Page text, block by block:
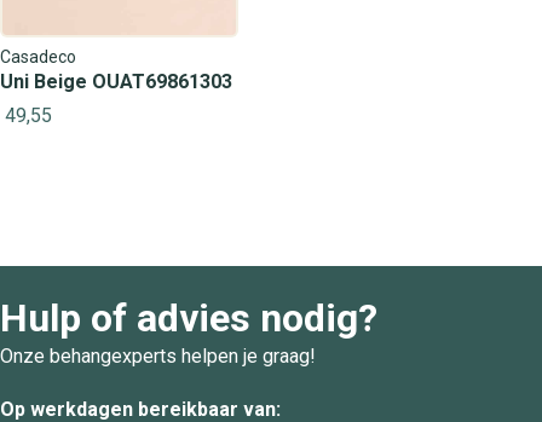
Casadeco
Uni Beige OUAT69861303
49,55
Hulp of advies nodig?
Onze behangexperts helpen je graag!
Op werkdagen bereikbaar van: